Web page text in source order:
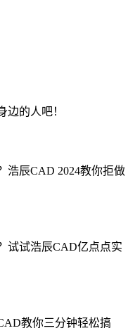
边的人吧！
浩辰CAD 2024教你拒做
试试浩辰CAD亿点点实
教你三分钟轻松搞